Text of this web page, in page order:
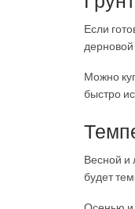
Если
Можно
быстро
Весной и
будет